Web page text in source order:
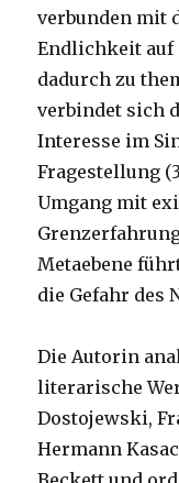
verbunden mit
Endlichkeit auf
dadurch zu
verbindet sich
Interesse im
Fragestellung
Umgang mit
Metaebene
die Gefahr des
Die Autorin
literarische
Dostojewski,
Hermann